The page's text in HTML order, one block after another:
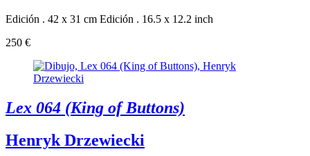
Edición . 42 x 31 cm Edición . 16.5 x 12.2 inch
250 €
Lex 064 (King of Buttons)
Henryk Drzewiecki